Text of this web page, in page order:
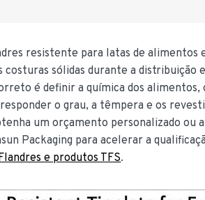
resistente para latas de alimentos
costuras sólidas durante a distribuição
é definir a química dos alimentos,
o grau, a têmpera e os
um orçamento personalizado ou
Packaging para acelerar a
e produtos TFS.